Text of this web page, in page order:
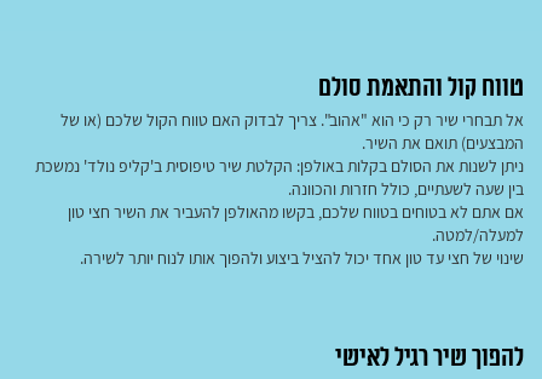
טווח קול והתאמת סולם
אל תבחרי שיר רק כי הוא "אהוב". צריך לבדוק האם טווח הקול שלכם (או של
המבצעים) תואם את השיר.
ניתן לשנות את הסולם בקלות באולפן: הקלטת שיר טיפוסית ב'קליפ נולד' נמשכת
בין שעה לשעתיים, כולל חזרות והכוונה.
אם אתם לא בטוחים בטווח שלכם, בקשו מהאולפן להעביר את השיר חצי טון
למעלה/למטה.
שינוי של חצי עד טון אחד יכול להציל ביצוע ולהפוך אותו לנוח יותר לשירה.
להפוך שיר רגיל לאישי